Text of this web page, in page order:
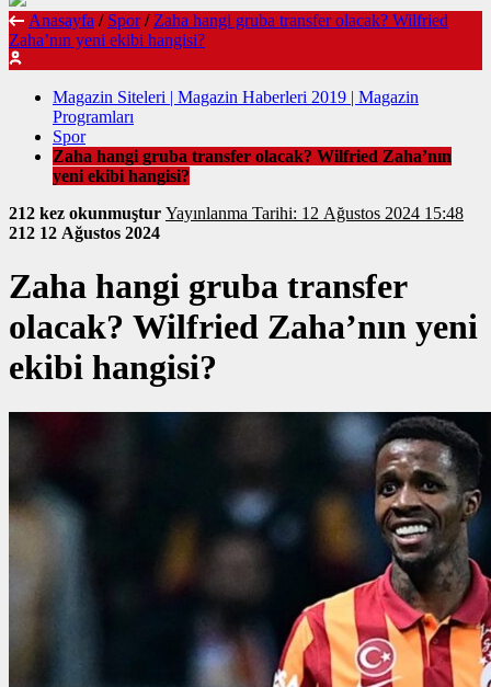
Anasayfa / Spor / Zaha hangi gruba transfer olacak? Wilfried
Zaha’nın yeni ekibi hangisi?
Magazin Siteleri | Magazin Haberleri 2019 | Magazin
Programları
Spor
Zaha hangi gruba transfer olacak? Wilfried Zaha’nın
yeni ekibi hangisi?
212 kez okunmuştur
Yayınlanma Tarihi: 12 Ağustos 2024 15:48
212 12 Ağustos 2024
Zaha hangi gruba transfer
olacak? Wilfried Zaha’nın yeni
ekibi hangisi?